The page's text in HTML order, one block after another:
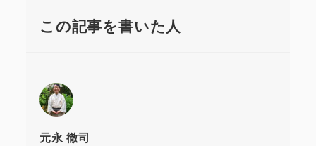
この記事を書いた人
元永 徹司